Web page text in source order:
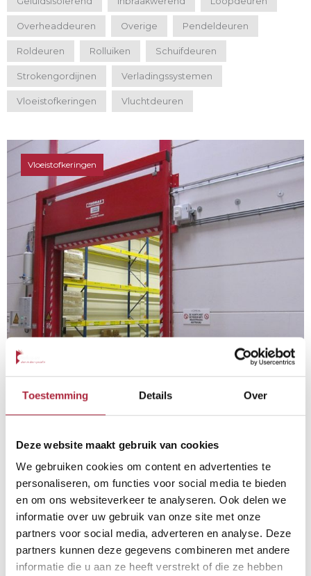
Toestemming Details Over
Deze website maakt gebruik van cookies
We gebruiken cookies om content en advertenties te
personaliseren, om functies voor social media te bieden
en om ons websiteverkeer te analyseren. Ook delen we
informatie over uw gebruik van onze site met onze
partners voor social media, adverteren en analyse. Deze
partners kunnen deze gegevens combineren met andere
informatie die u aan ze heeft verstrekt of die ze hebben
Overheaddeuren Overige Pendeldeuren
Roldeuren Rolluiken Schuifdeuren
Strokengordijnen Verladingssystemen
Vloeistofkeringen Vluchtdeuren
Vloeistofkeringen
Vloeistofkeringen
Docklevellers / Laadbruggen Energie- en kostenbesparing